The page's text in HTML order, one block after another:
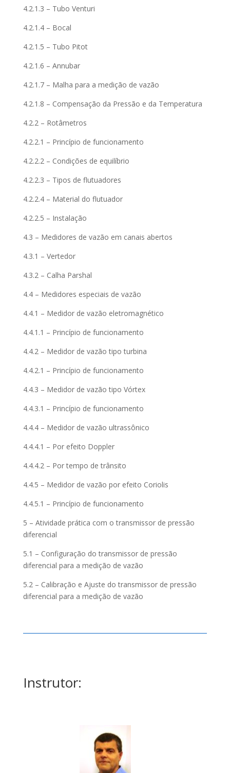
4.2.1.3 – Tubo Venturi
4.2.1.4 – Bocal
4.2.1.5 – Tubo Pitot
4.2.1.6 – Annubar
4.2.1.7 – Malha para a medição de vazão
4.2.1.8 – Compensação da Pressão e da Temperatura
4.2.2 – Rotâmetros
4.2.2.1 – Princípio de funcionamento
4.2.2.2 – Condições de equilíbrio
4.2.2.3 – Tipos de flutuadores
4.2.2.4 – Material do flutuador
4.2.2.5 – Instalação
4.3 – Medidores de vazão em canais abertos
4.3.1 – Vertedor
4.3.2 – Calha Parshal
4.4 – Medidores especiais de vazão
4.4.1 – Medidor de vazão eletromagnético
4.4.1.1 – Princípio de funcionamento
4.4.2 – Medidor de vazão tipo turbina
4.4.2.1 – Princípio de funcionamento
4.4.3 – Medidor de vazão tipo Vórtex
4.4.3.1 – Princípio de funcionamento
4.4.4 – Medidor de vazão ultrassônico
4.4.4.1 – Por efeito Doppler
4.4.4.2 – Por tempo de trânsito
4.4.5 – Medidor de vazão por efeito Coriolis
4.4.5.1 – Princípio de funcionamento
5 – Atividade prática com o transmissor de pressão
diferencial
5.1 – Configuração do transmissor de pressão
diferencial para a medição de vazão
5.2 – Calibração e Ajuste do transmissor de pressão
diferencial para a medição de vazão
Instrutor: